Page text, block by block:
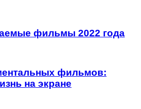
фильмы 2022 года
фильмов:
на экране